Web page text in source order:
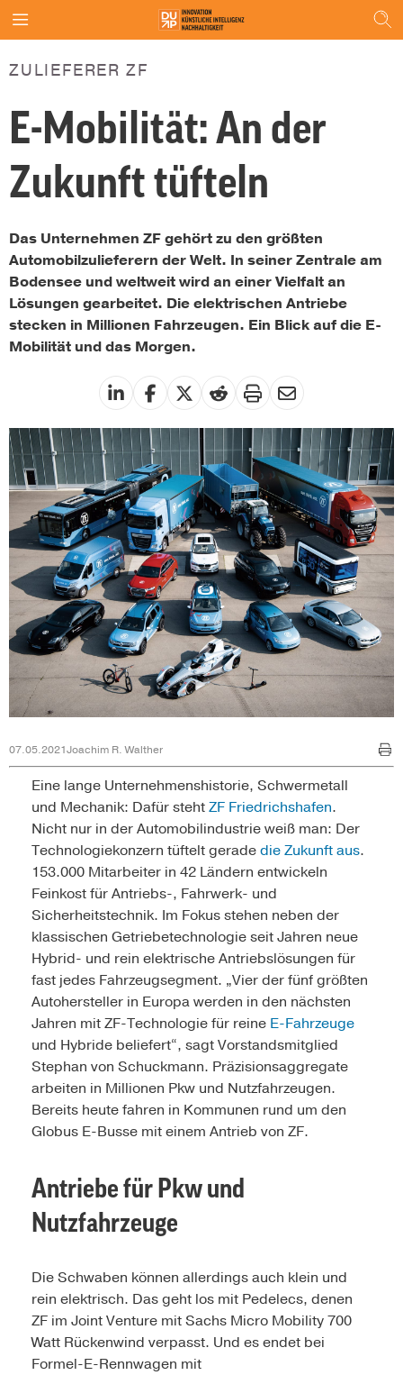
ZULIEFERER ZF
E-Mobilität: An der
Zukunft tüfteln
Das Unternehmen ZF gehört zu den größten
Automobilzulieferern der Welt. In seiner Zentrale am
Bodensee und weltweit wird an einer Vielfalt an
Lösungen gearbeitet. Die elektrischen Antriebe
stecken in Millionen Fahrzeugen. Ein Blick auf die E-
Mobilität und das Morgen.
07.05.2021Joachim R. Walther
Eine lange Unternehmenshistorie, Schwermetall
und Mechanik: Dafür stehtZF Friedrichshafen.
Nicht nur in der Automobilindustrie weiß man: Der
Technologiekonzern tüftelt geradedie Zukunft aus.
153.000 Mitarbeiter in 42 Ländern entwickeln
Feinkost für Antriebs-, Fahrwerk- und
Sicherheitstechnik. Im Fokus stehen neben der
klassischen Getriebetechnologie seit Jahren neue
Hybrid- und rein elektrische Antriebslösungen für
fast jedes Fahrzeugsegment. „Vier der fünf größten
Autohersteller in Europa werden in den nächsten
Jahren mit ZF-Technologie für reine E-Fahrzeuge
und Hybride beliefert“, sagt Vorstandsmitglied
Stephan von Schuckmann. Präzisionsaggregate
arbeiten in Millionen Pkw und Nutzfahrzeugen.
Bereits heute fahren in Kommunen rund um den
Globus E-Busse mit einem Antrieb von ZF.
Antriebe für Pkw und
Nutzfahrzeuge
Die Schwaben können allerdings auch klein und
rein elektrisch. Das geht los mit Pedelecs, denen
ZF im Joint Venture mit Sachs Micro Mobility 700
Watt Rückenwind verpasst. Und es endet bei
Formel-E-Rennwagen mit